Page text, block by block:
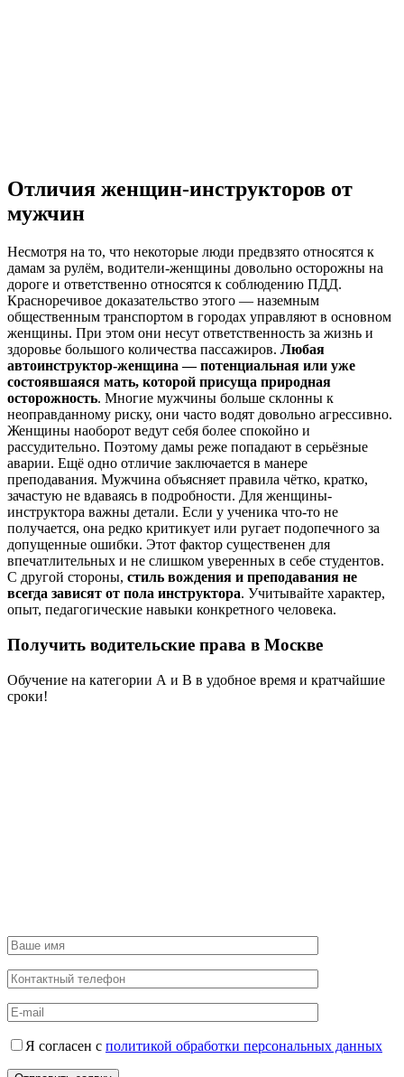
Отличия женщин-инструкторов от
мужчин
Несмотря на то, что некоторые люди предвзято относятся к
дамам за рулём, водители-женщины довольно осторожны на
дороге и ответственно относятся к соблюдению ПДД.
Красноречивое доказательство этого — наземным
общественным транспортом в городах управляют в основном
женщины. При этом они несут ответственность за жизнь и
здоровье большого количества пассажиров. Любая
автоинструктор-женщина — потенциальная или уже
состоявшаяся мать, которой присуща природная
осторожность. Многие мужчины больше склонны к
неоправданному риску, они часто водят довольно агрессивно.
Женщины наоборот ведут себя более спокойно и
рассудительно. Поэтому дамы реже попадают в серьёзные
аварии. Ещё одно отличие заключается в манере
преподавания. Мужчина объясняет правила чётко, кратко,
зачастую не вдаваясь в подробности. Для женщины-
инструктора важны детали. Если у ученика что-то не
получается, она редко критикует или ругает подопечного за
допущенные ошибки. Этот фактор существенен для
впечатлительных и не слишком уверенных в себе студентов.
С другой стороны, стиль вождения и преподавания не
всегда зависят от пола инструктора. Учитывайте характер,
опыт, педагогические навыки конкретного человека.
Получить водительские права в Москве
Обучение на категории А и В в удобное время и кратчайшие
сроки!
Я согласен с политикой обработки персональных данных